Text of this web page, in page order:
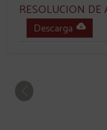
RESOLUCION
Descarga